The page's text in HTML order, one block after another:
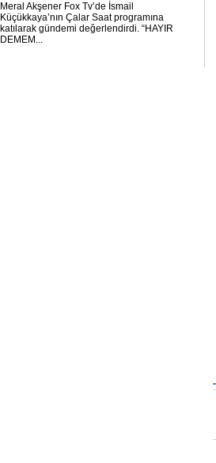
Meral Akşener Fox Tv’de İsmail
Küçükkaya’nın Çalar Saat programına
katılarak gündemi değerlendirdi. “HAYIR
DEMEM...